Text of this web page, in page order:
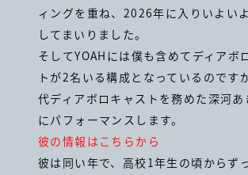
ィングを重ね、2026年に入りいよい
してまいりました。
そしてYOAHには僕も含めてディアボ
トが2名いる構成となっているのです
代ディアボロキャストを務めた深河あ
にパフォーマンスします。
彼の情報はこちらから
彼は同い年で、高校1年生の頃からず